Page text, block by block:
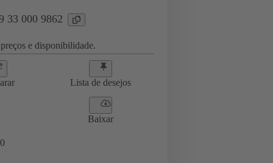
33 000 9862
e disponibilidade.
Lista de desejos
Baixar
0